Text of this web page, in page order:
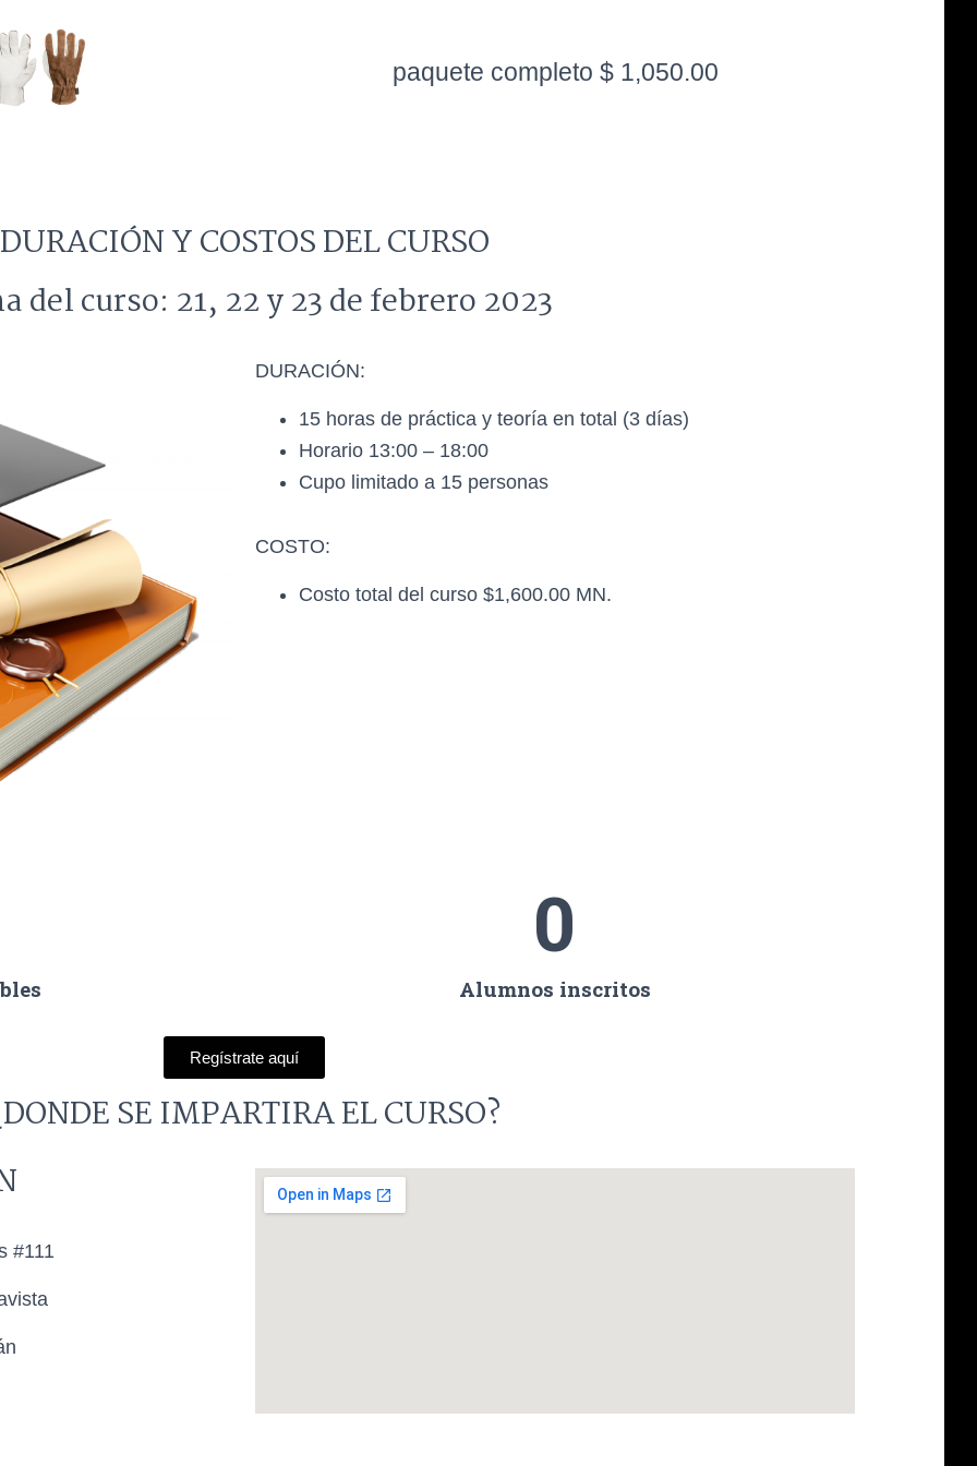
paquete completo $ 1,050.00
DURACIÓN Y COSTOS DEL CURSO
del curso: 21, 22 y 23 de febrero 2023
DURACIÓN:
15 horas de práctica y teoría en total (3 días)
Horario 13:00 – 18:00
Cupo limitado a 15 personas
COSTO:
Costo total del curso $1,600.00 MN.
Alumnos inscritos
0
Regístrate aquí
SE IMPARTIRA EL CURSO?
#111